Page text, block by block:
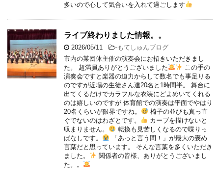
多いので心して気合いを入れて過ごします
ライブ終わりました情報。。
2026/05/11 -もてしゅんブログ
市内の某団体主催の演奏会にお招きいただきまし
た。 超満員ありがとうございました
この手の
演奏会ですと楽器の迫力からして数名でも事足りる
のですが近場の生徒さん達20名と1時間半。 舞台に
出てくるだけでカラフルな衣装にどよめいてくれる
のは嬉しいのですが 体育館での演奏は平面でやはり
20名くらいが限界ですね。
椅子の並びも真っ直
ぐでないのはわざとです。
カーブを描けないと
収まりません。
転換も見苦しくなるので喋りっ
ぱなしです。
「あっと言う間！」が最大の褒め
言葉だと思っています。 そんな言葉を多くいただき
ました。
関係者の皆様、ありがとうございまし
た。。